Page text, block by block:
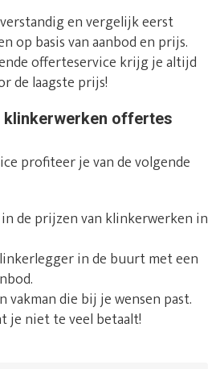
en vergelijk eerst
op basis van aanbod en prijs.
offerteservice krijg je altijd
de laagste prijs!
klinkerwerken offertes
profiteer je van de volgende
de prijzen van klinkerwerken in
in de buurt met een
vakman die bij je wensen past.
je niet te veel betaalt!